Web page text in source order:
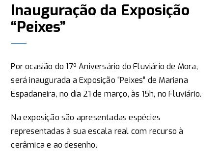
Inauguração da Exposição
“Peixes”
Por ocasião do 17º Aniversário do Fluviário de Mora,
será inaugurada a Exposição “Peixes” de Mariana
Espadaneira, no dia 21 de março, às 15h, no Fluviário.
Na exposição são apresentadas espécies
representadas à sua escala real com recurso à
cerâmica e ao desenho.